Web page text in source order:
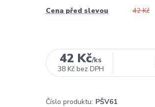
Cena před slevou
42 Kč
42 Kč/ks
38 Kč bez DPH
Číslo produktu: PŠV61